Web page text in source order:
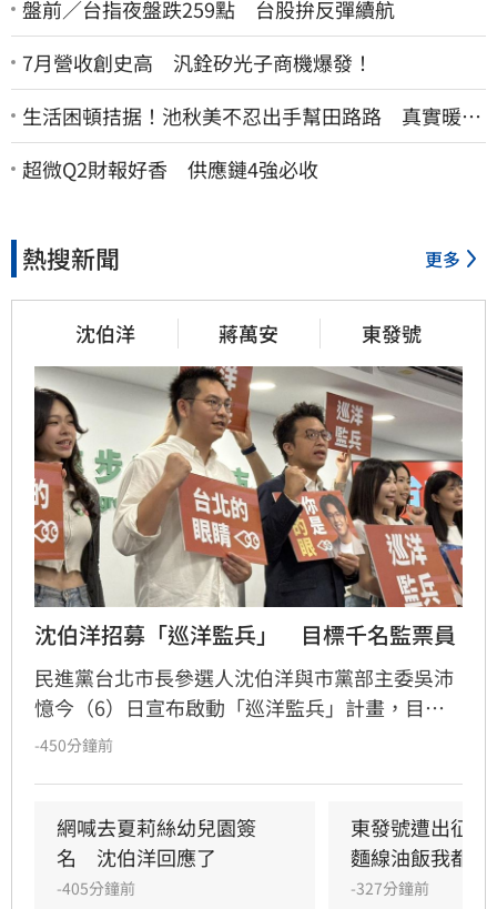
盤前／台指夜盤跌259點 台股拚反彈續航
7月營收創史高 汎銓矽光子商機爆發！
生活困頓拮据！池秋美不忍出手幫田路路 真實暖舉
曝光
超微Q2財報好香 供應鏈4強必收
熱搜新聞 更多
沈伯洋 蔣萬安 東發號
沈伯洋招募「巡洋監兵」　目標千名監票員
民進黨台北市長參選人沈伯洋與市黨部主委吳沛
憶今（6）日宣布啟動「巡洋監兵」計畫，目標
號召千名公民擔任監票員，確保今年11月28日台
說，許多人參與政治的起點正是從監票員做起，
如果大家覺得台灣的民主值得守護，也想要參與
這樣的行動，歡迎加入「巡洋監兵」行列，共同
-450分鐘前
網喊去夏莉絲幼兒園簽
名　沈伯洋回應了
-405分鐘前
東發號遭出征
麵線油飯我都喜
-327分鐘前